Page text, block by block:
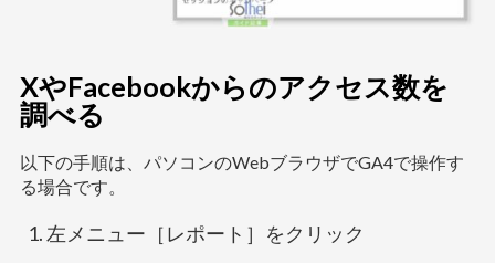
XやFacebookからのアクセス数を
調べる
以下の手順は、パソコンのWebブラウザでGA4で操作す
る場合です。
左メニュー［レポート］をクリック